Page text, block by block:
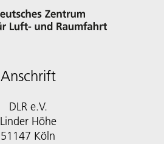
Anschrift
DLR e.V.
Linder Höhe
51147 Köln